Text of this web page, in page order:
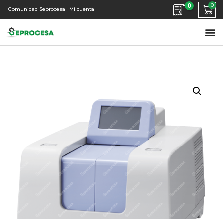
Comunidad Seprocesa Mi cuenta 0